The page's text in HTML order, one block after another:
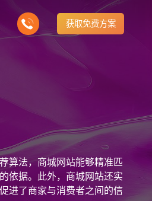
建设
改版
版方案
行业门户网站
行业门户网站平台开发
企业营销网站
站建设解决方案
个满足你的需求
建站知识
Website building knowledge
网站观点
公司团队
我们的团队协作精神
获取免费方案
算法，商城网站能够精准匹
依据。此外，商城网站还实
进了商家与消费者之间的信